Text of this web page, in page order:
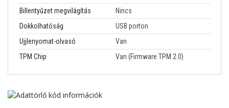
Billentyűzet megvilágítás
Nincs
Dokkolhatóság
USB porton
Ujjlenyomat-olvasó
Van
TPM Chip
Van (Firmware TPM 2.0)